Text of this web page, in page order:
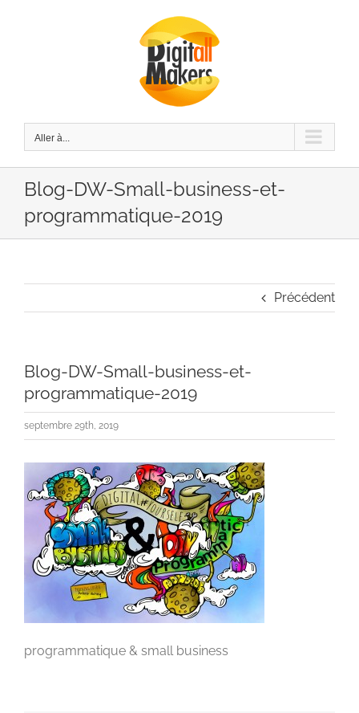
Aller à...
Blog-DW-Small-business-et-
programmatique-2019
Précédent
Blog-DW-Small-business-et-
programmatique-2019
septembre 29th, 2019
programmatique & small business